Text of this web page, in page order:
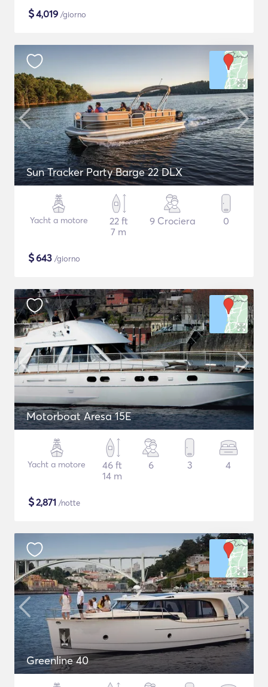
$4,019 /giorno
Sun Tracker Party Barge 22 DLX
Yacht a motore
22 ft
7 m
9 Crociera 0
$643 /giorno
Motorboat Aresa 15E
Yacht a motore
46 ft
14 m
6 3 4
$2,871 /notte
Greenline 40